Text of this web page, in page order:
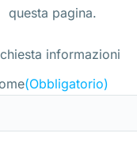
questa pagina.
informazioni
(Obbligatorio)